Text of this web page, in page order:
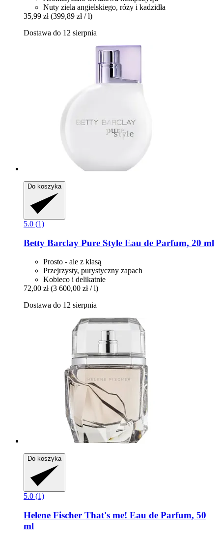
Nuty ziela angielskiego, róży i kadzidła
35,99 zł (399,89 zł / l)
Dostawa do 12 sierpnia
Do koszyka
5.0 (1)
Betty Barclay Pure Style Eau de Parfum, 20 ml
Prosto - ale z klasą
Przejrzysty, purystyczny zapach
Kobieco i delikatnie
72,00 zł (3 600,00 zł / l)
Dostawa do 12 sierpnia
Do koszyka
5.0 (1)
Helene Fischer That's me! Eau de Parfum, 50
ml